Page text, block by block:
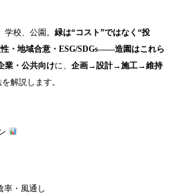
校、公園。 緑は“コスト”ではなく“投
・地域合意・ESG/SDGs——造園はこれら
業・公共向けに、 企画→設計→施工→維持
解説します。
率・風通し